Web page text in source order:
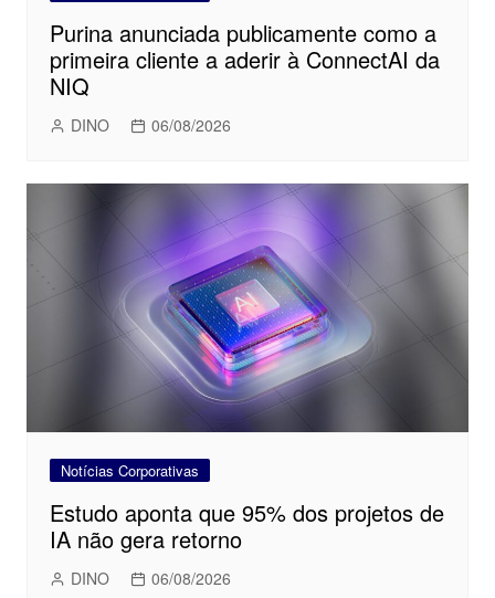
Purina anunciada publicamente como a
primeira cliente a aderir à ConnectAI da
NIQ
DINO 06/08/2026
Notícias Corporativas
Estudo aponta que 95% dos projetos de
IA não gera retorno
DINO 06/08/2026